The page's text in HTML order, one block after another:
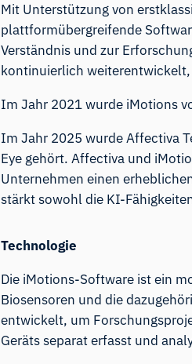
Mit Unterstützung von
plattformübergreifende
Verständnis und zur
kontinuierlich
Im Jahr 2021 wurde iMotions
Im Jahr 2025 wurde Affectiva
Eye gehört. Affectiva und
Unternehmen einen
stärkt sowohl die KI-
Technologie
Die iMotions-Software ist ein
Biosensoren und die
entwickelt, um
Geräts separat erfasst und